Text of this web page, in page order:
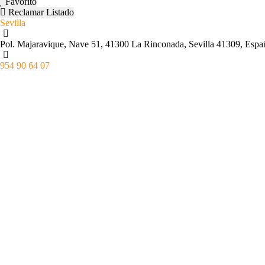
Reclamar Listado
Sevilla
Pol. Majaravique, Nave 51, 41300 La Rinconada, Sevilla 41309,
954 90 64 07